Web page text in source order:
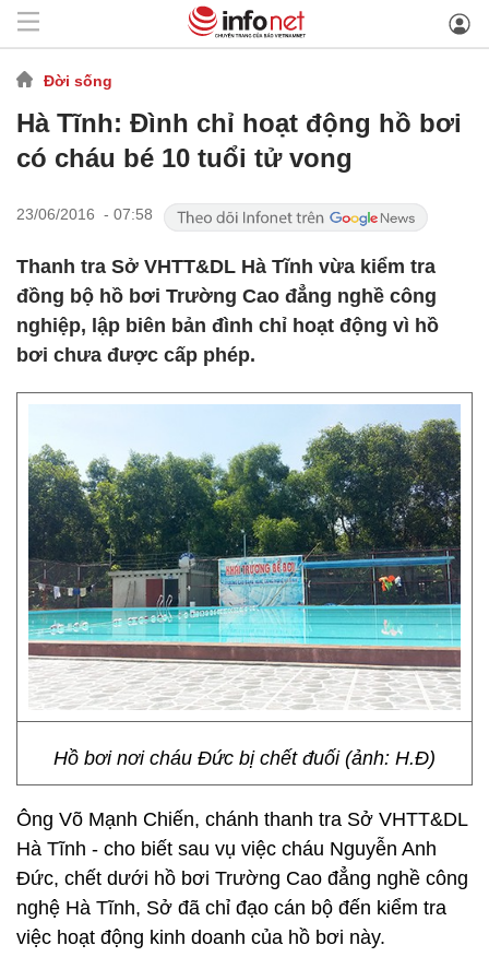
Đời sống
Hà Tĩnh: Đình chỉ hoạt động hồ bơi
có cháu bé 10 tuổi tử vong
23/06/2016 - 07:58
Thanh tra Sở VHTT&DL Hà Tĩnh vừa kiểm tra
đồng bộ hồ bơi Trường Cao đẳng nghề công
nghiệp, lập biên bản đình chỉ hoạt động vì hồ
bơi chưa được cấp phép.
Hồ bơi nơi cháu Đức bị chết đuối (ảnh: H.Đ)
Ông Võ Mạnh Chiến, chánh thanh tra Sở VHTT&DL
Hà Tĩnh - cho biết sau vụ việc cháu Nguyễn Anh
Đức, chết dưới hồ bơi Trường Cao đẳng nghề công
nghệ Hà Tĩnh, Sở đã chỉ đạo cán bộ đến kiểm tra
việc hoạt động kinh doanh của hồ bơi này.